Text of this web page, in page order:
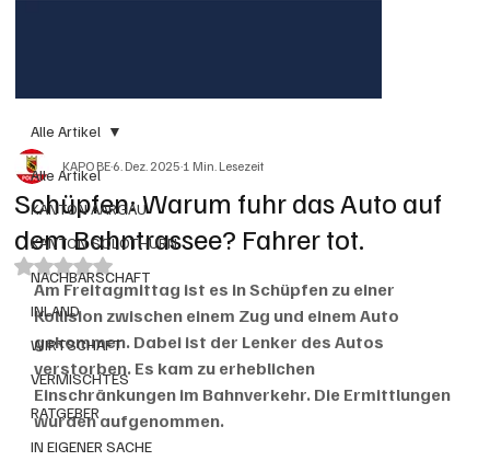
Alle Artikel
KANTON AARGAU
KANTON SOLOTHURN
NACHBARSCHAFT
INLAND
WIRTSCHAFT
VERMISCHTES
RATGEBER
IN EIGENER SACHE
Alle Artikel
Schüpfen: Warum fuhr das Auto auf
dem Bahntrassee? Fahrer tot.
KAPO BE6. Dez. 20251 Min. Lesezeit
Mit NaN von 5 Sternen bewertet.
Am Freitagmittag ist es in Schüpfen zu einer
Kollision zwischen einem Zug und einem Auto
gekommen. Dabei ist der Lenker des Autos
verstorben. Es kam zu erheblichen
Einschränkungen im Bahnverkehr. Die Ermittlungen
wurden aufgenommen.